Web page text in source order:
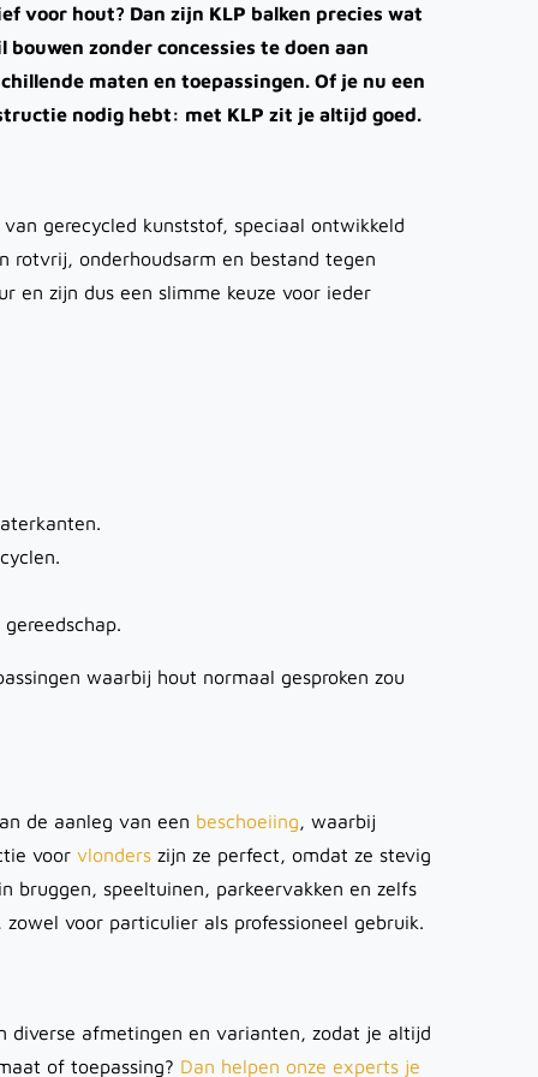
voor hout? Dan zijn KLP balken precies wat
zonder concessies te doen aan
maten en toepassingen. Of je nu een
nodig hebt: met KLP zit je altijd goed.
gerecycled kunststof, speciaal ontwikkeld
rotvrij, onderhoudsarm en bestand tegen
en zijn dus een slimme keuze voor ieder
waarbij hout normaal gesproken zou
de aanleg van een beschoeiing, waarbij
voor vlonders zijn ze perfect, omdat ze stevig
bruggen, speeltuinen, parkeervakken en zelfs
voor particulier als professioneel gebruik.
diverse afmetingen en varianten, zodat je altijd
of toepassing? Dan helpen onze experts je